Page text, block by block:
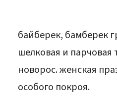
байберек, бамберек
шелковая и парчовая
новорос. женская
особого покроя.